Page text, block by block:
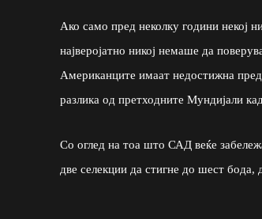
Ако само пред неколку години некој
најверојатно никој немаше да
Американците имаат недостижна
разлика од претходните Мундијали
Со оглед на тоа што САД веќе
две селекции да стигне до шест